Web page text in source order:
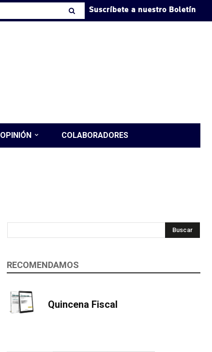
Suscríbete a nuestro Boletín
OPINIÓN COLABORADORES
Buscar
RECOMENDAMOS
Quincena Fiscal